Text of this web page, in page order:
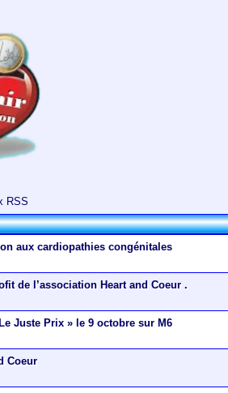
RSS
aux cardiopathies congénitales
de l’association Heart and Coeur .
Juste Prix » le 9 octobre sur M6
Coeur